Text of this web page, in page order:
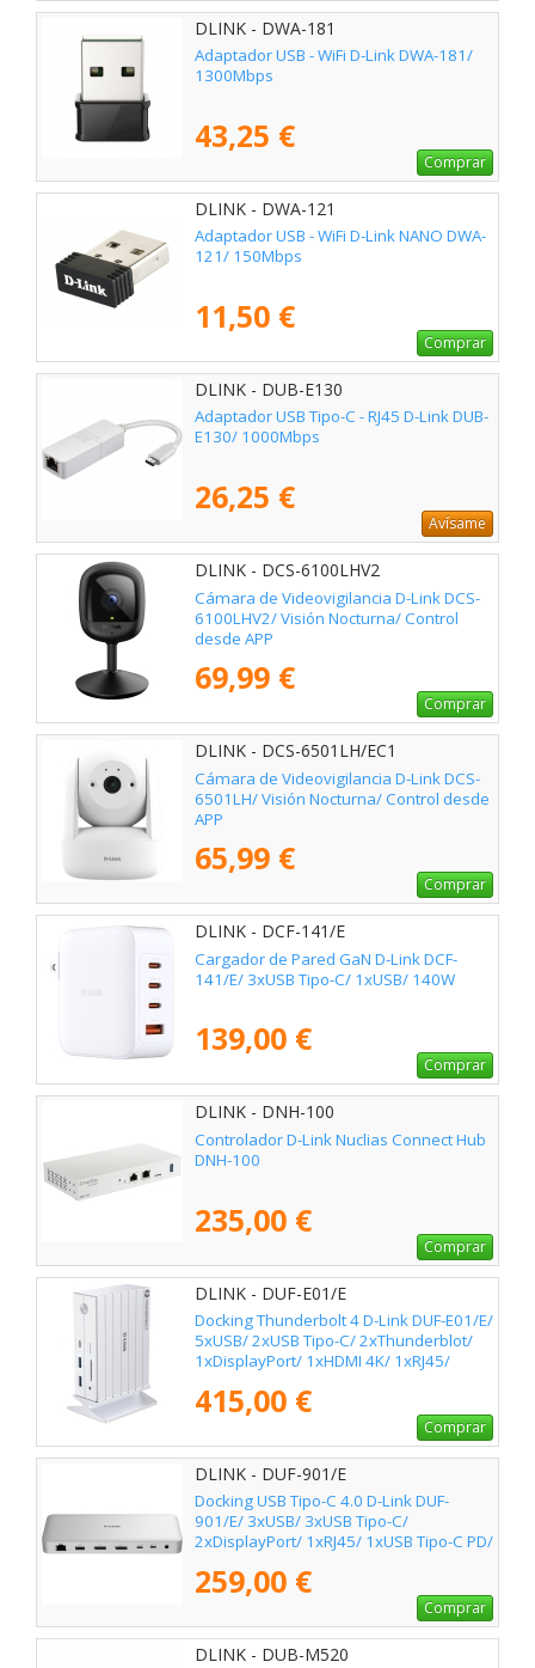
DLINK - DWA-181
Adaptador USB - WiFi D-Link DWA-181/
1300Mbps
43,25 €
Comprar
DLINK - DWA-121
Adaptador USB - WiFi D-Link NANO DWA-
121/ 150Mbps
11,50 €
Comprar
DLINK - DUB-E130
Adaptador USB Tipo-C - RJ45 D-Link DUB-
E130/ 1000Mbps
26,25 €
Avísame
DLINK - DCS-6100LHV2
Cámara de Videovigilancia D-Link DCS-
6100LHV2/ Visión Nocturna/ Control
desde APP
69,99 €
Comprar
DLINK - DCS-6501LH/EC1
Cámara de Videovigilancia D-Link DCS-
6501LH/ Visión Nocturna/ Control desde
APP
65,99 €
Comprar
DLINK - DCF-141/E
Cargador de Pared GaN D-Link DCF-
141/E/ 3xUSB Tipo-C/ 1xUSB/ 140W
139,00 €
Comprar
DLINK - DNH-100
Controlador D-Link Nuclias Connect Hub
DNH-100
235,00 €
Comprar
DLINK - DUF-E01/E
Docking Thunderbolt 4 D-Link DUF-E01/E/
5xUSB/ 2xUSB Tipo-C/ 2xThunderblot/
1xDisplayPort/ 1xHDMI 4K/ 1xRJ45/
415,00 €
Comprar
DLINK - DUF-901/E
Docking USB Tipo-C 4.0 D-Link DUF-
901/E/ 3xUSB/ 3xUSB Tipo-C/
2xDisplayPort/ 1xRJ45/ 1xUSB Tipo-C PD/
259,00 €
Comprar
DLINK - DUB-M520